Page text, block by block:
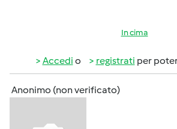
In cima
Accedi o registrati per
Anonimo (non verificato)